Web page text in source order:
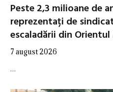
Peste 2,3 milioane de
reprezentați de
escaladării din
7 august 2026
…